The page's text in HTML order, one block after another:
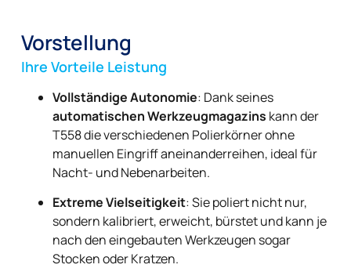
Vorstellung
Ihre Vorteile Leistung
Vollständige Autonomie: Dank seines
automatischen Werkzeugmagazins kann der
T558 die verschiedenen Polierkörner ohne
manuellen Eingriff aneinanderreihen, ideal für
Nacht- und Nebenarbeiten.
Extreme Vielseitigkeit: Sie poliert nicht nur,
sondern kalibriert, erweicht, bürstet und kann je
nach den eingebauten Werkzeugen sogar
Stocken oder Kratzen.